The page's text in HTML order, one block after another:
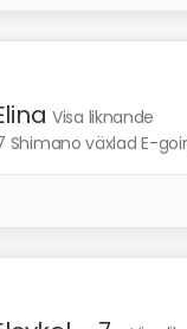
Visa liknande
Shimano växlad E-